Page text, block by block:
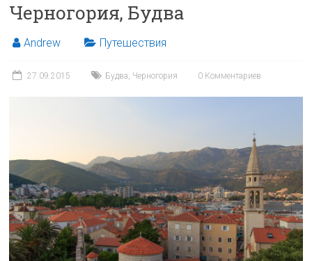
Черногория, Будва
Andrew Путешествия
27.09.2015 Будва, Черногория 0 Комментариев